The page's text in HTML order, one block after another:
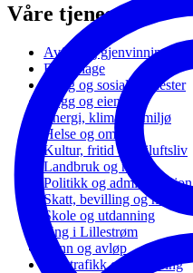
Våre tjenester
Avfall og gjenvinning
Barnehage
Bolig og sosiale tjenester
Bygg og eiendom
Energi, klima og miljø
Helse og omsorg
Kultur, fritid og friluftsliv
Landbruk og natur
Politikk og administrasjon
Skatt, bevilling og næring
Skole og utdanning
Ung i Lillestrøm
Vann og avløp
Vei, trafikk og parkering